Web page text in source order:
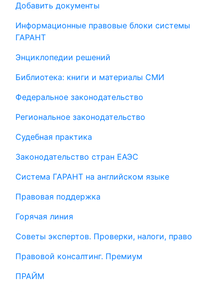
Добавить документы
Информационные правовые блоки системы
ГАРАНТ
Энциклопедии решений
Библиотека: книги и материалы СМИ
Федеральное законодательство
Региональное законодательство
Судебная практика
Законодательство стран ЕАЭС
Система ГАРАНТ на английском языке
Правовая поддержка
Горячая линия
Советы экспертов. Проверки, налоги, право
Правовой консалтинг. Премиум
ПРАЙМ